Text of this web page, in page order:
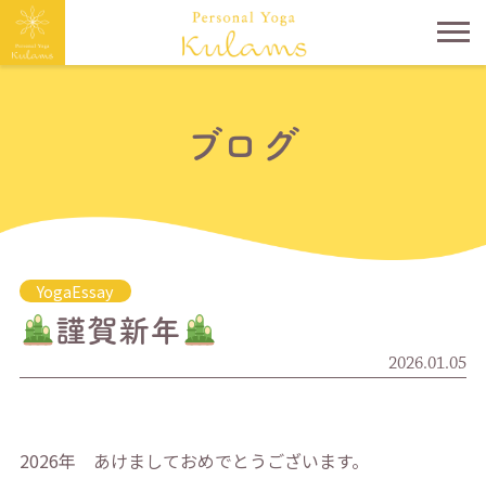
ブログ
YogaEssay
謹賀新年
2026.01.05
2026年 あけましておめでとうございます。